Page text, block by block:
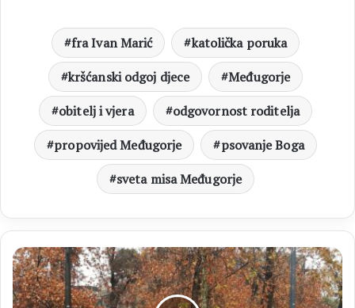
fra Ivan Marić
katolička poruka
kršćanski odgoj djece
Međugorje
obitelj i vjera
odgovornost roditelja
propovijed Međugorje
psovanje Boga
sveta misa Međugorje
VREMENSKA
PROGNOZA
Umjereno
do